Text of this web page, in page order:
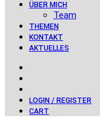
ÜBER MICH
Team
THEMEN
KONTAKT
AKTUELLES
LOGIN / REGISTER
CART